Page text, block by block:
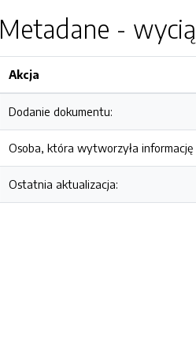
Metadane -
Akcja
Dodanie dokumentu:
Osoba, która wytworzyła
Ostatnia aktualizacja: